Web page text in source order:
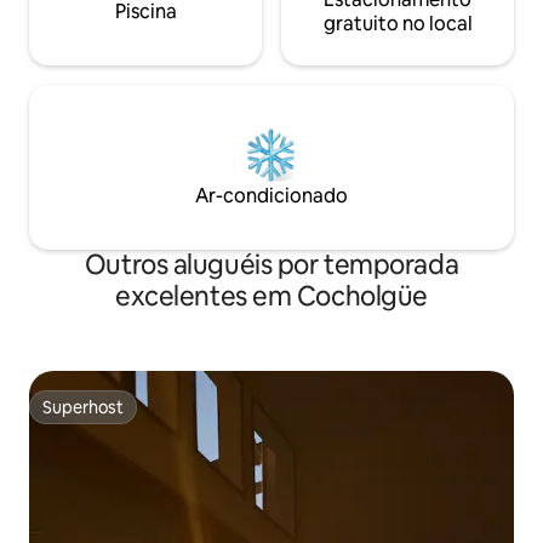
Piscina
gratuito no local
Ar-condicionado
Outros aluguéis por temporada
excelentes em Cocholgüe
Superhost
Superhost